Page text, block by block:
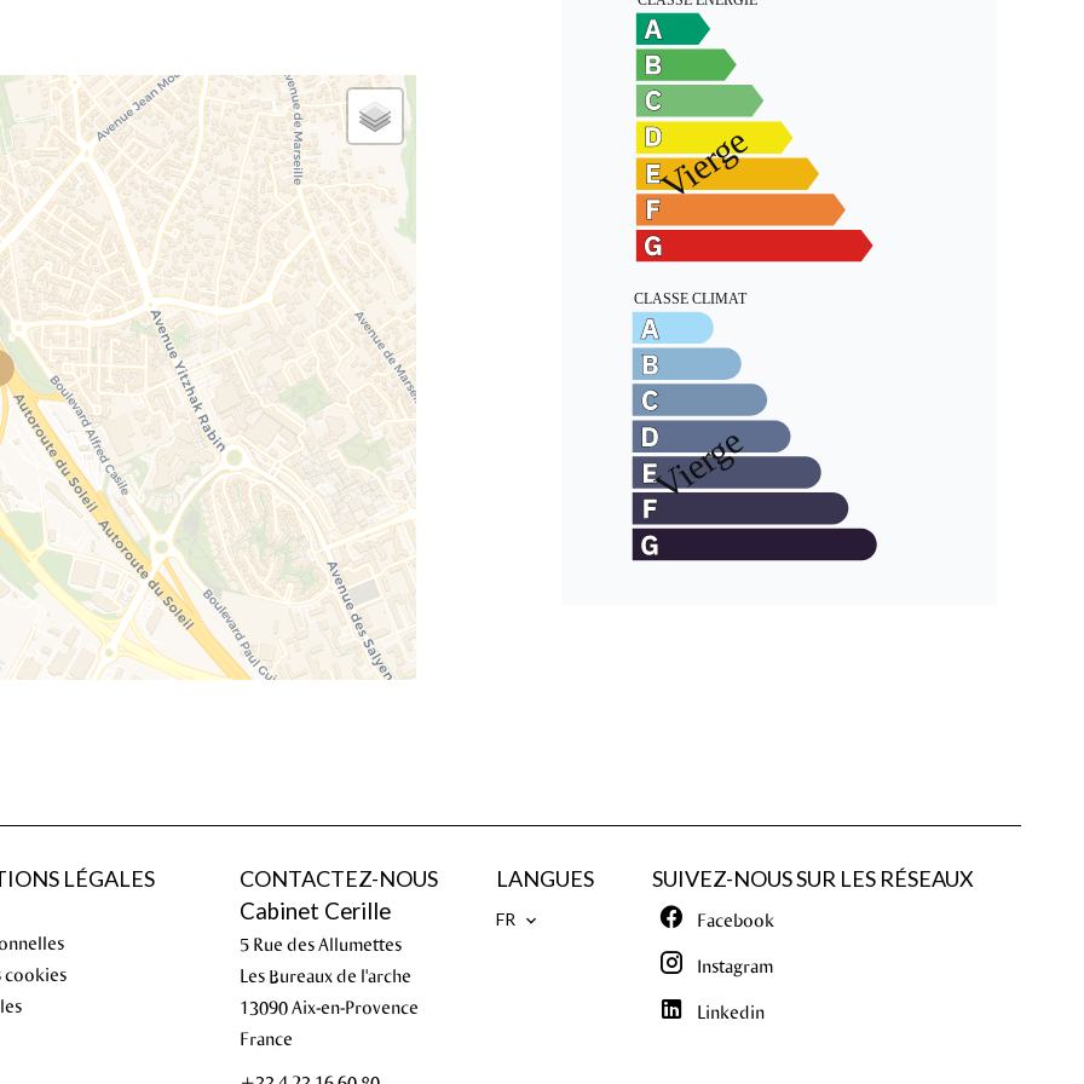
LÉGALES
cookies
CONTACTEZ-NOUS
Cabinet Cerille
5 Rue des Allumettes
Les Bureaux de l'arche
13090Aix-en-Provence
France
LANGUES
FR
SUIVEZ-NOUS SUR LES RÉSEAUX
Facebook
Instagram
Linkedin